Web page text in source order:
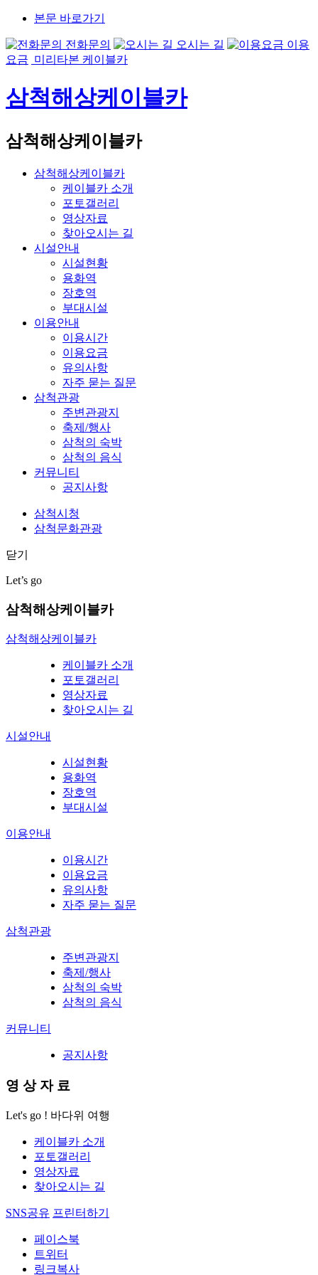
본문 바로가기
전화문의 오시는 길
이용
요금 미리타본 케이블카
삼척해상케이블카
삼척해상케이블카
삼척해상케이블카
케이블카 소개
포토갤러리
영상자료
찾아오시는 길
시설안내
시설현황
용화역
장호역
부대시설
이용안내
이용시간
이용요금
유의사항
자주 묻는 질문
삼척관광
주변관광지
축제/행사
삼척의 숙박
삼척의 음식
커뮤니티
공지사항
삼척시청
삼척문화관광
닫기
Let’s go
삼척해상케이블카
삼척해상케이블카
케이블카 소개
포토갤러리
영상자료
찾아오시는 길
시설안내
시설현황
용화역
장호역
부대시설
이용안내
이용시간
이용요금
유의사항
자주 묻는 질문
삼척관광
주변관광지
축제/행사
삼척의 숙박
삼척의 음식
커뮤니티
공지사항
영 상 자 료
Let's go ! 바다위 여행
케이블카 소개
포토갤러리
영상자료
찾아오시는 길
SNS공유 프린터하기
페이스북
트위터
링크복사